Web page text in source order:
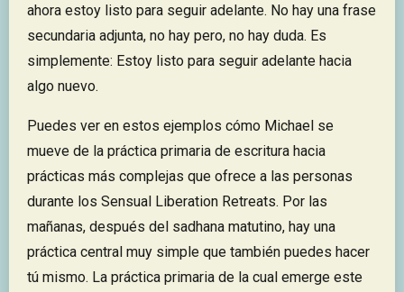
ahora estoy listo para seguir adelante. No hay una frase
secundaria adjunta, no hay pero, no hay duda. Es
simplemente: Estoy listo para seguir adelante hacia
algo nuevo.
Puedes ver en estos ejemplos cómo Michael se
mueve de la práctica primaria de escritura hacia
prácticas más complejas que ofrece a las personas
durante los Sensual Liberation Retreats. Por las
mañanas, después del sadhana matutino, hay una
práctica central muy simple que también puedes hacer
tú mismo. La práctica primaria de la cual emerge este